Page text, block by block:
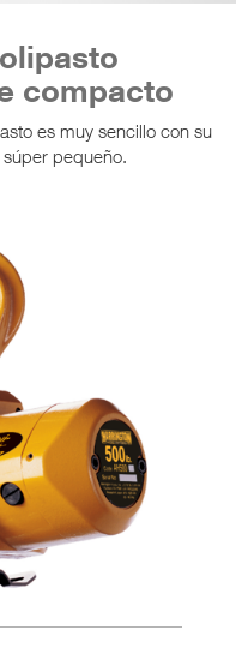
compacto
es muy sencillo con su
pequeño.